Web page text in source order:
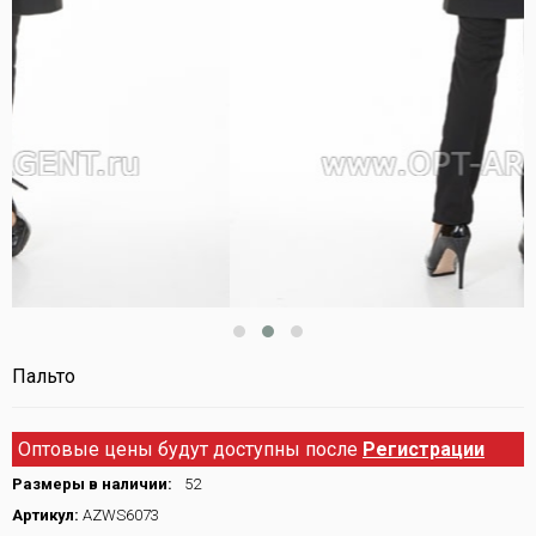
Пальто
Оптовые цены будут доступны после Регистрации
Размеры в наличии:
52
Артикул: AZWS6073